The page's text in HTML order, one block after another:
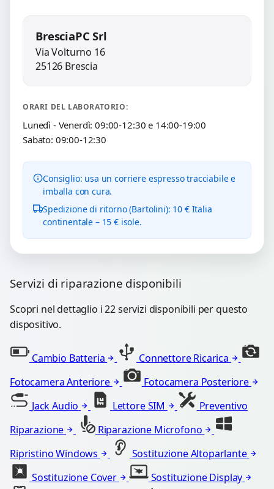
BresciaPC Srl
Via Volturno 16
25126 Brescia
ORARI DEL LABORATORIO:
Lunedì - Venerdì: 09:00-12:30 e 14:00-19:00
Sabato: 09:00-12:30
Consiglio: usa un corriere espresso tracciabile e
imballa con cura.
Spedizione di ritorno (Bartolini): 10 € Italia
continentale – 15 € isole.
Servizi di riparazione disponibili
Scopri nel dettaglio i 22 servizi disponibili per questo
dispositivo.
Cambio Batteria
Connettore Ricarica
Fotocamera Anteriore
Fotocamera Posteriore
Jack Audio
Lettore SIM
Preventivo
Riparazione
Riparazione Microfono
Ripristino Windows
Sostituzione Altoparlante
Sostituzione Cover
Sostituzione Display